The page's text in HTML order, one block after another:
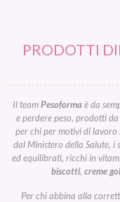
PRODOTTI
Il teamPesoformaè da
e perdere peso, prodotti
per chi per motivi di
dal Ministero della Salute, i
ed equilibrati, ricchi in
biscotti, creme
Per chi abbina alla